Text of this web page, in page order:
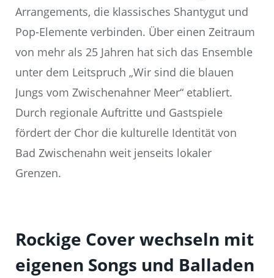
Arrangements, die klassisches Shantygut und
Pop-Elemente verbinden. Über einen Zeitraum
von mehr als 25 Jahren hat sich das Ensemble
unter dem Leitspruch „Wir sind die blauen
Jungs vom Zwischenahner Meer“ etabliert.
Durch regionale Auftritte und Gastspiele
fördert der Chor die kulturelle Identität von
Bad Zwischenahn weit jenseits lokaler
Grenzen.
Rockige Cover wechseln mit
eigenen Songs und Balladen